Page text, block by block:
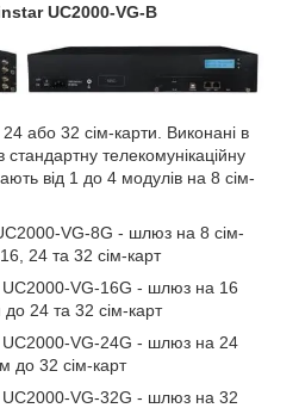
UC2000-VG-B
або 32 сім-карти. Виконані в
телекомунікаційну
від 1 до 4 модулів на 8 сім-
VG-8G - шлюз на 8 сім-
24 та 32 сім-карт
VG-16G - шлюз на 16
24 та 32 сім-карт
UC2000-VG-24G - шлюз на 24
до 32 сім-карт
UC2000-VG-32G - шлюз на 32